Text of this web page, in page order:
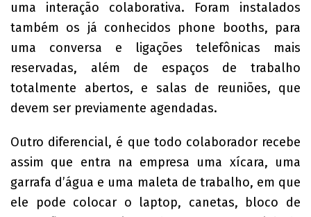
uma interação colaborativa. Foram instalados
também os já conhecidos phone booths, para
uma conversa e ligações telefônicas mais
reservadas, além de espaços de trabalho
totalmente abertos, e salas de reuniões, que
devem ser previamente agendadas.
Outro diferencial, é que todo colaborador recebe
assim que entra na empresa uma xícara, uma
garrafa d’água e uma maleta de trabalho, em que
ele pode colocar o laptop, canetas, bloco de